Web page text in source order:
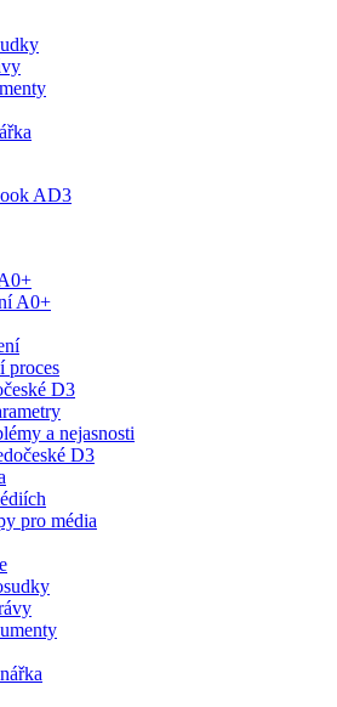
A0+
proces
D3
a nejasnosti
D3
pro média